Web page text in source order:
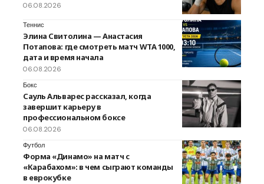
06.08.2026
Теннис
Элина Свитолина — Анастасия
Потапова: где смотреть матч WTA 1000,
дата и время начала
06.08.2026
Бокс
Сауль Альварес рассказал, когда
завершит карьеру в
профессиональном боксе
06.08.2026
Футбол
Форма «Динамо» на матч с
«Карабахом»: в чем сыграют команды
в еврокубке